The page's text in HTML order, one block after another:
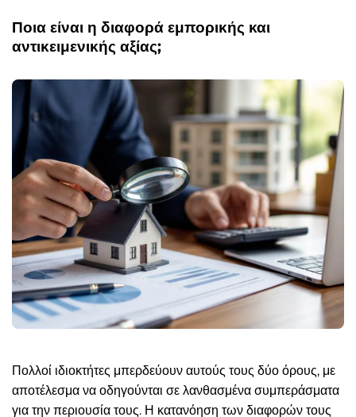
Ποια είναι η διαφορά εμπορικής και
αντικειμενικής αξίας;
Πολλοί ιδιοκτήτες μπερδεύουν αυτούς τους δύο όρους, με
αποτέλεσμα να οδηγούνται σε λανθασμένα συμπεράσματα
για την περιουσία τους. Η κατανόηση των διαφορών τους